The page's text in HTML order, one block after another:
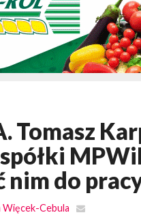
Tomasz
nim do
Więcek-Cebula